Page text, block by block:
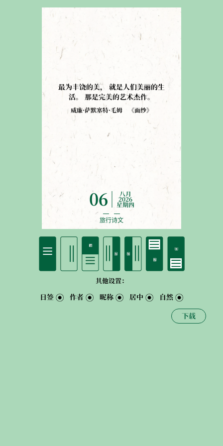
最为丰饶的美，
就是人们美丽的生
活。 那是完美的艺术杰作。
威廉·萨默塞特·毛姆 《面纱》
06
八月
2026
星期四
旅行诗文
其他设置：
日签 作者 昵称 居中 自然
下载